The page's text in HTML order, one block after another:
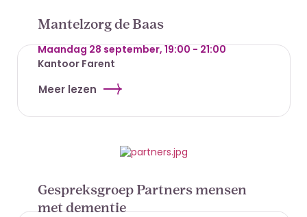
Mantelzorg de Baas
Maandag 28 september, 19:00 - 21:00
Kantoor Farent
Meer lezen
Gespreksgroep Partners mensen
met dementie